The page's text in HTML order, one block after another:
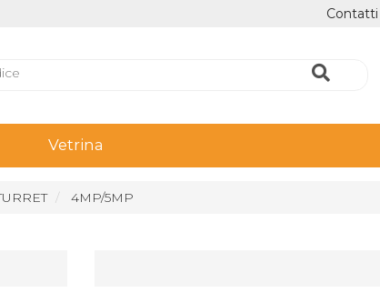
Contatti
Vetrina
4MP/5MP